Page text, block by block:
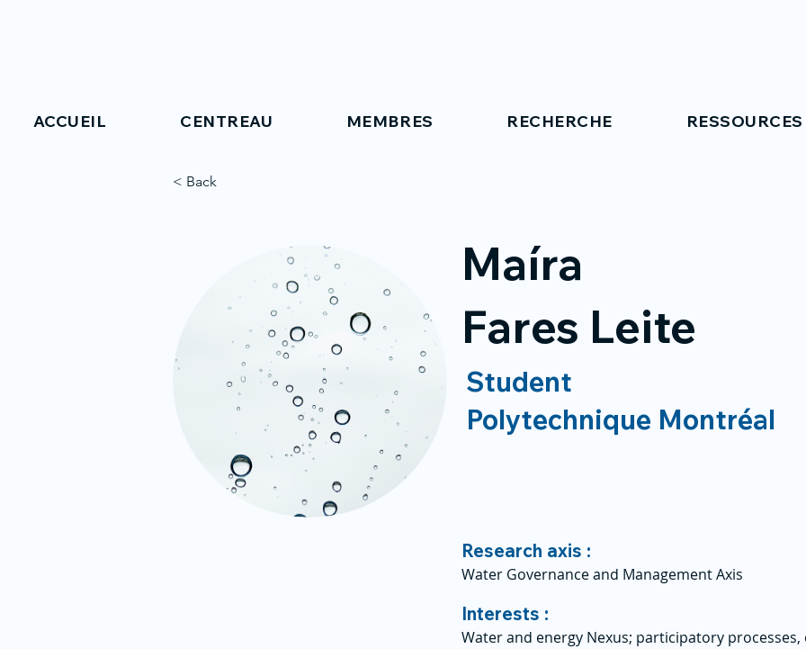
ACCUEIL CENTREAU MEMBRES RECHERCHE RESSOURCES
< Back
Maíra
Fares Leite
Student
Polytechnique Montréal
Research axis :
Water Governance and Management Axis
Interests :
Water and energy Nexus; participatory